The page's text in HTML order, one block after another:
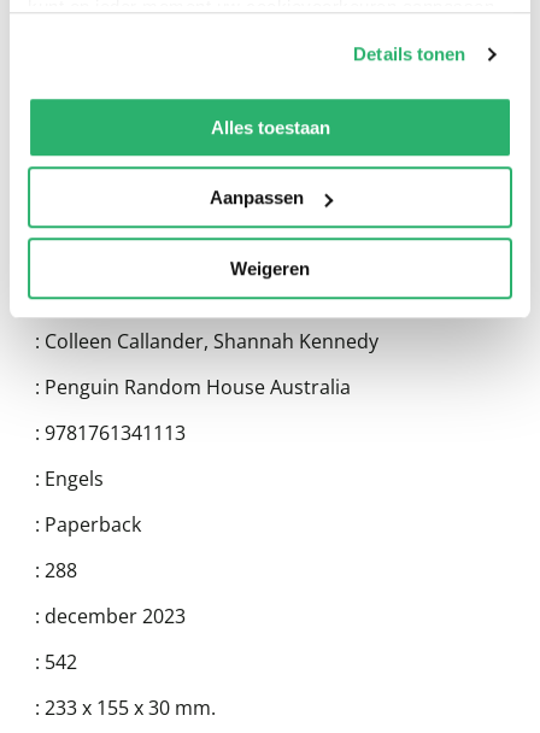
kunnen ontvangen en verwerken.
Details tonen
Alles toestaan
Aanpassen
Weigeren
: Colleen Callander, Shannah Kennedy
: Penguin Random House Australia
: 9781761341113
: Engels
: Paperback
: 288
: december 2023
: 542
: 233 x 155 x 30 mm.